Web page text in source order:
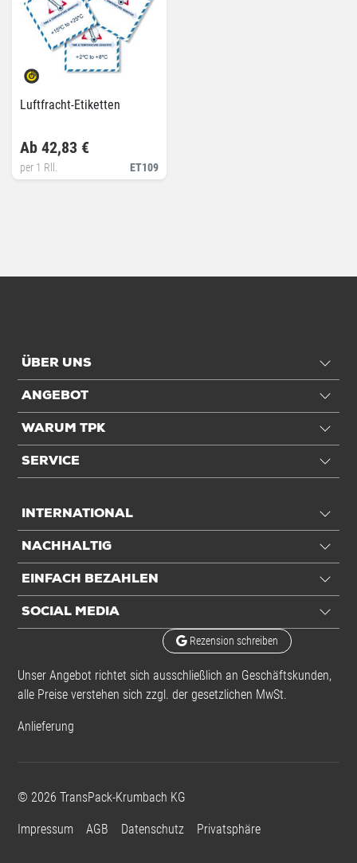
Luftfracht-Etiketten
ET109
Ab 42,83 €
per 1 Rll.
ÜBER UNS
ANGEBOT
WARUM TPK
SERVICE
INTERNATIONAL
NACHHALTIG
EINFACH BEZAHLEN
SOCIAL MEDIA
Rezension schreiben
Unser Angebot richtet sich ausschließlich an Geschäftskunden,
alle Preise verstehen sich zzgl. der gesetzlichen MwSt.
Anlieferung
© 2026 TransPack-Krumbach KG
Impressum AGB Datenschutz Privatsphäre